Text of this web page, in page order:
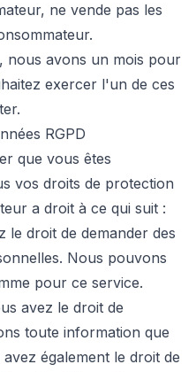
ne vende pas les
nous avons un mois pour
exercer l'un de ces
RGPD
que vous êtes
vos droits de protection
a droit à ce qui suit :
le droit de demander des
Nous pouvons
pour ce service.
avez le droit de
toute information que
également le droit de